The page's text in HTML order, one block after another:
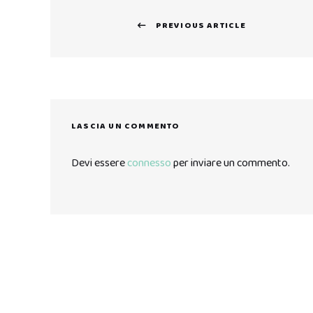
PREVIOUS ARTICLE
LASCIA UN COMMENTO
Devi essereconnessoper inviare un commento.